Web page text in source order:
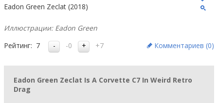
Eadon Green Zeclat (2018)
Иллюстрации: Eadon Green
Рейтинг: 7 -0 +7 Комментариев (0)
Eadon Green Zeclat Is A Corvette C7 In Weird Retro
Drag